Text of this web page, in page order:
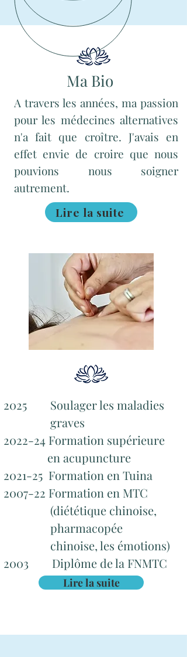
A travers les années, ma passion
pour les médecines alternatives
n'a fait que croître. J'avais en
effet envie de croire que nous
pouvions nous soigner
autrement.
Lire la suite
Ma Bio
Lire la suite
2025 Soulager les maladies
graves
2022-24 Formation supérieure
en acupuncture
2021-25 Formation en Tuina
2007-22 Formation en MTC
(diététique chinoise,
pharmacopée
chinoise, les émotions)
2003 Diplôme de la FNMTC
Lire la suite